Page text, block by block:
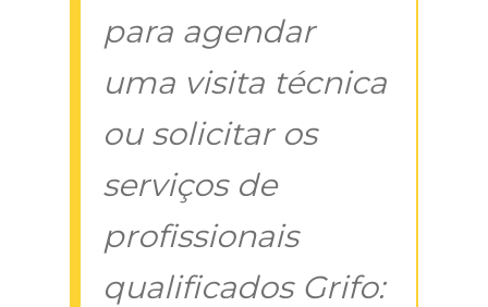
para agendar
uma visita técnica
ou solicitar os
serviços de
profissionais
qualificados Grifo: